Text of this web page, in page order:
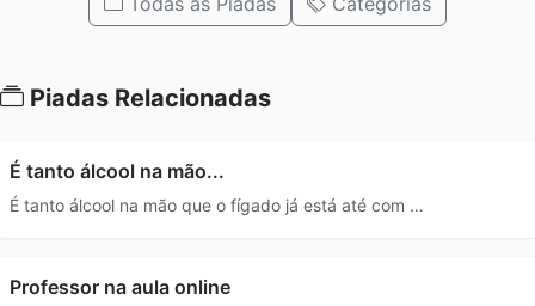
Piadas Relacionadas
É tanto álcool na mão...
É tanto álcool na mão que o fígado já está até com …
Professor na aula online